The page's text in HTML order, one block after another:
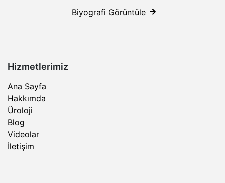
Biyografi Görüntüle
Hizmetlerimiz
Ana Sayfa
Hakkımda
Üroloji
Blog
Videolar
İletişim